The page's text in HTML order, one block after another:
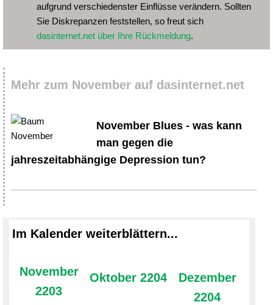
aufgrund verschiedenster Einflüsse verändern. Sollten
Sie Diskrepanzen feststellen, so freut sich
dasinternet.net über Ihre Rückmeldung.
Mehr zum November auf dasinternet.net
November Blues - was kann
man gegen die
jahreszeitabhängige Depression tun?
Im Kalender weiterblättern...
November
2203
Oktober 2204
Dezember
2204